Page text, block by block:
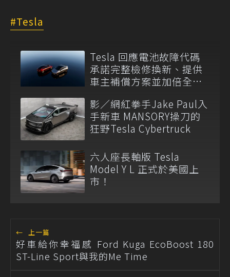
Tesla
Tesla 回應電池故障代碼
承諾完整檢修換新、提供
車主補償方案並加倍全台
影／網紅拳手Jake Paul入
手新車 MANSORY操刀的
狂野Tesla Cybertruck
六人座長軸版 Tesla
Model Y L 正式於美國上
市！
← 上一篇
好車給你幸福感 Ford Kuga EcoBoost 180
ST-Line Sport與我的Me Time